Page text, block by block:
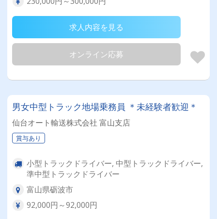
求人内容を見る
オンライン応募
男女中型トラック地場乗務員 ＊未経験者歓迎＊
仙台オート輸送株式会社 富山支店
賞与あり
小型トラックドライバー, 中型トラックドライバー,
準中型トラックドライバー
富山県砺波市
92,000円～92,000円